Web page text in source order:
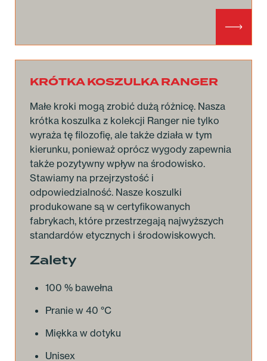
KRÓTKA KOSZULKA RANGER
Małe kroki mogą zrobić dużą różnicę. Nasza
krótka koszulka z kolekcji Ranger nie tylko
wyraża tę filozofię, ale także działa w tym
kierunku, ponieważ oprócz wygody zapewnia
także pozytywny wpływ na środowisko.
Stawiamy na przejrzystość i
odpowiedzialność. Nasze koszulki
produkowane są w certyfikowanych
fabrykach, które przestrzegają najwyższych
standardów etycznych i środowiskowych.
Zalety
100 % bawełna
Pranie w 40 °C
Miękka w dotyku
Unisex